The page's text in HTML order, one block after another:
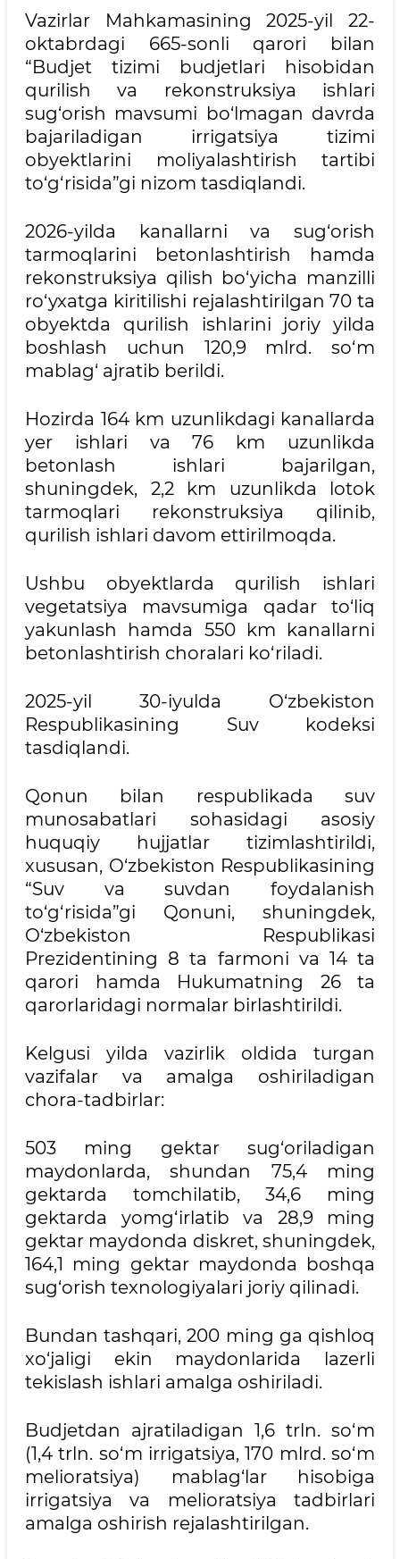
Vazirlar Mahkamasining 2025-yil 22-
oktabrdagi 665-sonli qarori bilan
“Budjet tizimi budjetlari hisobidan
qurilish va rekonstruksiya ishlari
sug‘orish mavsumi bo‘lmagan davrda
bajariladigan irrigatsiya tizimi
obyektlarini moliyalashtirish tartibi
to‘g‘risida”gi nizom tasdiqlandi.
2026-yilda kanallarni va sug‘orish
tarmoqlarini betonlashtirish hamda
rekonstruksiya qilish bo‘yicha manzilli
ro‘yxatga kiritilishi rejalashtirilgan 70 ta
obyektda qurilish ishlarini joriy yilda
boshlash uchun 120,9 mlrd. so‘m
mablag‘ ajratib berildi.
Hozirda 164 km uzunlikdagi kanallarda
yer ishlari va 76 km uzunlikda
betonlash ishlari bajarilgan,
shuningdek, 2,2 km uzunlikda lotok
tarmoqlari rekonstruksiya qilinib,
qurilish ishlari davom ettirilmoqda.
Ushbu obyektlarda qurilish ishlari
vegetatsiya mavsumiga qadar to‘liq
yakunlash hamda 550 km kanallarni
betonlashtirish choralari ko‘riladi.
2025-yil 30-iyulda O‘zbekiston
Respublikasining Suv kodeksi
tasdiqlandi.
Qonun bilan respublikada suv
munosabatlari sohasidagi asosiy
huquqiy hujjatlar tizimlashtirildi,
xususan, O‘zbekiston Respublikasining
“Suv va suvdan foydalanish
to‘g‘risida”gi Qonuni, shuningdek,
O‘zbekiston Respublikasi
Prezidentining 8 ta farmoni va 14 ta
qarori hamda Hukumatning 26 ta
qarorlaridagi normalar birlashtirildi.
Kelgusi yilda vazirlik oldida turgan
vazifalar va amalga oshiriladigan
chora-tadbirlar:
503 ming gektar sug‘oriladigan
maydonlarda, shundan 75,4 ming
gektarda tomchilatib, 34,6 ming
gektarda yomg‘irlatib va 28,9 ming
gektar maydonda diskret, shuningdek,
164,1 ming gektar maydonda boshqa
sug‘orish texnologiyalari joriy qilinadi.
Bundan tashqari, 200 ming ga qishloq
xo‘jaligi ekin maydonlarida lazerli
tekislash ishlari amalga oshiriladi.
Budjetdan ajratiladigan 1,6 trln. so‘m
(1,4 trln. so‘m irrigatsiya, 170 mlrd. so‘m
melioratsiya) mablag‘lar hisobiga
irrigatsiya va melioratsiya tadbirlari
amalga oshirish rejalashtirilgan.